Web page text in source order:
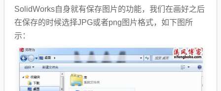
SolidWorks自身就有保存图片的功能，我们在画好之后
在保存的时候选择JPG或者png图片格式，如下图所
示：